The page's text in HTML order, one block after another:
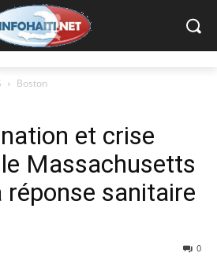
Boston
et crise
Massachusetts
réponse sanitaire
0